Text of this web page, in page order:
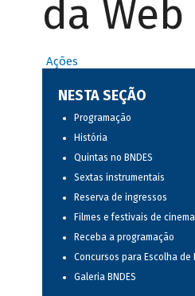
da Web
Ações
NESTA SEÇÃO
Programação
História
Quintas no BNDES
Sextas instrumentais
Reserva de ingressos
Filmes e festivais de cinema
Receba a programação
Concursos para Escolha de
Galeria BNDES